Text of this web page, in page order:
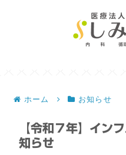
ホーム お知らせ
【令和７年】イン
知らせ